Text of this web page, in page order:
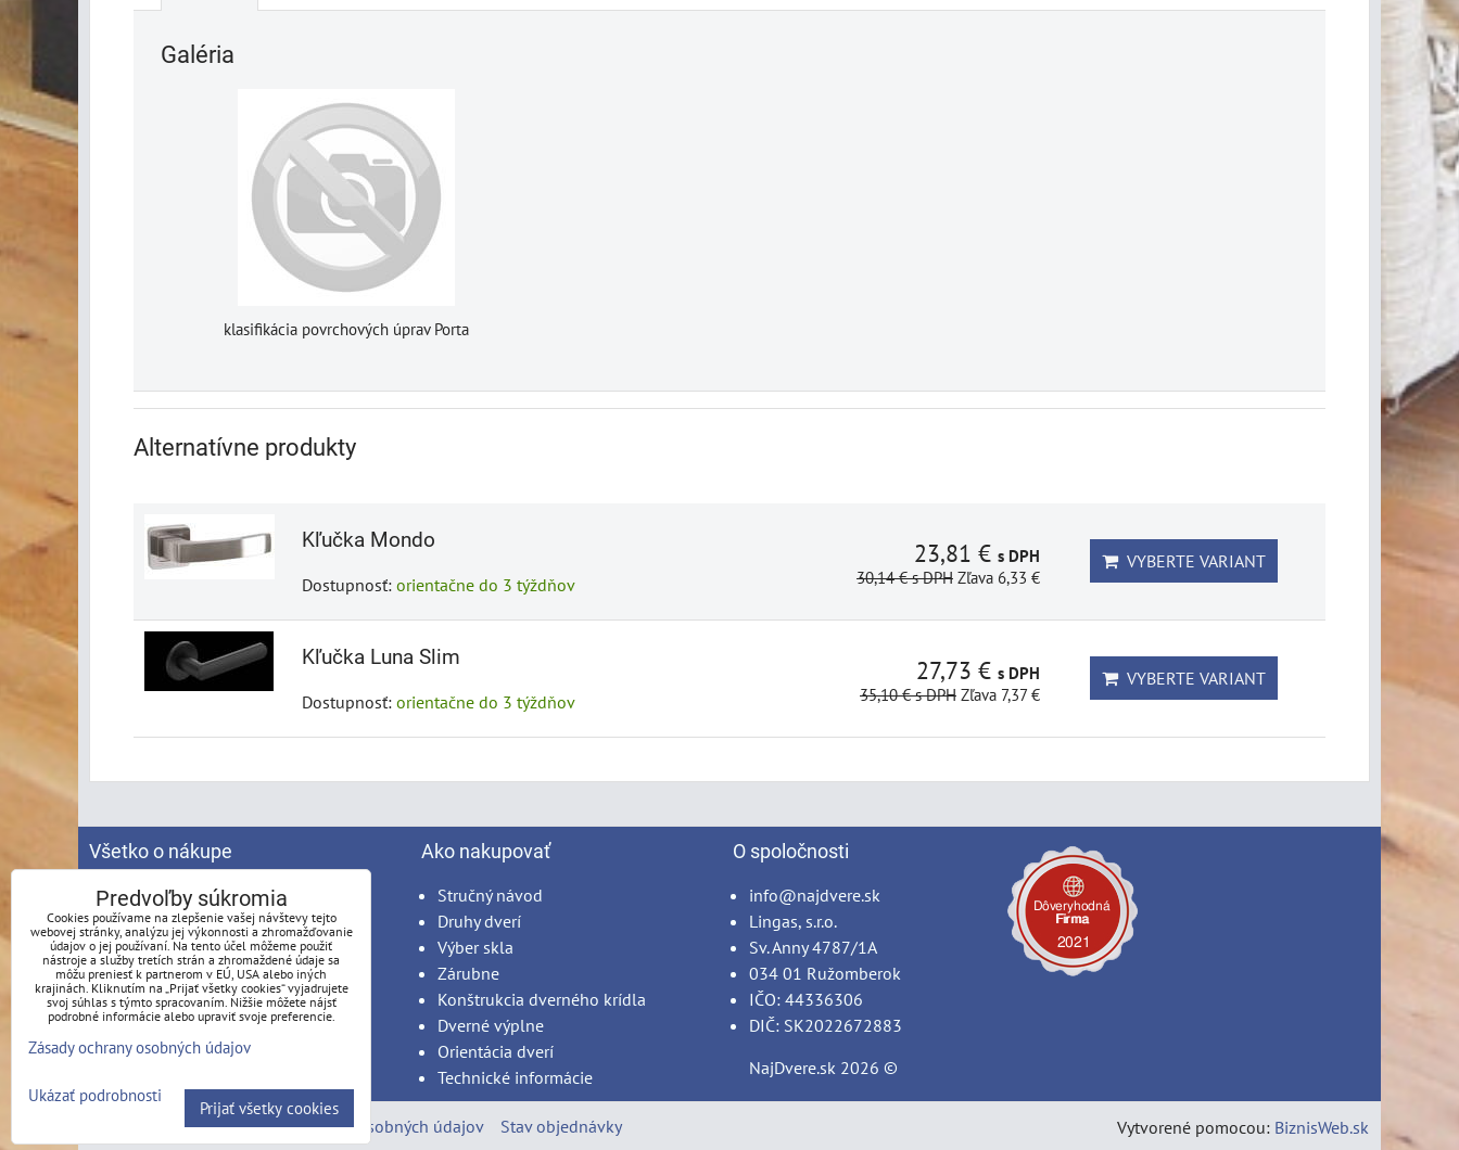
Galéria
klasifikácia povrchových úprav Porta
Alternatívne produkty
Kľučka Mondo
Dostupnosť: orientačne do 3 týždňov
23,81 € s DPH
30,14 €s DPH Zľava 6,33 €
VYBERTE VARIANT
Kľučka Luna Slim
Dostupnosť: orientačne do 3 týždňov
27,73 € s DPH
35,10 €s DPH Zľava 7,37 €
VYBERTE VARIANT
Všetko o nákupe
Spracovanie osobných údajov
Obchodné podmienky
Reklamačný poriadok
Možnosti platby
Možnosti dopravy
Produkty na mieru - podmienky
Montáž
Ako nakupovať
Stručný návod
Druhy dverí
Výber skla
Zárubne
Konštrukcia dverného krídla
Dverné výplne
Orientácia dverí
Technické informácie
O spoločnosti
info@najdvere.sk
Lingas, s.r.o.
Sv. Anny 4787/1A
034 01 Ružomberok
IČO: 44336306
DIČ: SK2022672883
NajDvere.sk 2026 ©
Predvoľby súkromia Zásady ochrany osobných údajov Stav objednávky Vytvorené pomocou: BiznisWeb.sk
Predvoľby súkromia
Cookies používame na zlepšenie vašej návštevy tejto
webovej stránky, analýzu jej výkonnosti a zhromažďovanie
údajov o jej používaní. Na tento účel môžeme použiť
nástroje a služby tretích strán a zhromaždené údaje sa
môžu preniesť k partnerom v EÚ, USA alebo iných
krajinách. Kliknutím na „Prijať všetky cookies“ vyjadrujete
svoj súhlas s týmto spracovaním. Nižšie môžete nájsť
podrobné informácie alebo upraviť svoje preferencie.
Zásady ochrany osobných údajov
Ukázať podrobnosti
Prijať všetky cookies